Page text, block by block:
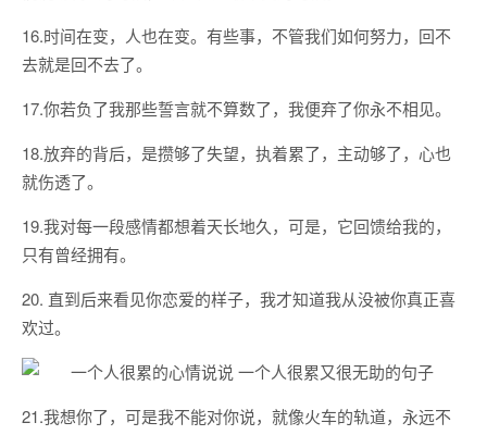
16.时间在变，人也在变。有些事，不管我们如何努力，回不
去就是回不去了。
17.你若负了我那些誓言就不算数了，我便弃了你永不相见。
18.放弃的背后，是攒够了失望，执着累了，主动够了，心也
就伤透了。
19.我对每一段感情都想着天长地久，可是，它回馈给我的，
只有曾经拥有。
20. 直到后来看见你恋爱的样子，我才知道我从没被你真正喜
欢过。
21.我想你了，可是我不能对你说，就像火车的轨道，永远不